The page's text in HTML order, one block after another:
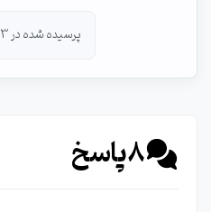
پرسیده شده در 1398/06/03 توسط
8پاسخ